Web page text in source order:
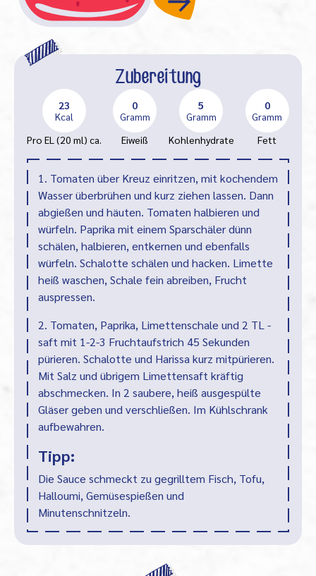
Zubereitung
23
Kcal
Pro EL (20 ml) ca.
0
Gramm
Eiweiß
5
Gramm
Kohlenhydrate
0
Gramm
Fett
1. Tomaten über Kreuz einritzen, mit kochendem
Wasser überbrühen und kurz ziehen lassen. Dann
abgießen und häuten. Tomaten halbieren und
würfeln. Paprika mit einem Sparschäler dünn
schälen, halbieren, entkernen und ebenfalls
würfeln. Schalotte schälen und hacken. Limette
heiß waschen, Schale fein abreiben, Frucht
auspressen.
2. Tomaten, Paprika, Limettenschale und 2 TL -
saft mit 1-2-3 Fruchtaufstrich 45 Sekunden
pürieren. Schalotte und Harissa kurz mitpürieren.
Mit Salz und übrigem Limettensaft kräftig
abschmecken. In 2 saubere, heiß ausgespülte
Gläser geben und verschließen. Im Kühlschrank
aufbewahren.
Tipp:
Die Sauce schmeckt zu gegrilltem Fisch, Tofu,
Halloumi, Gemüsespießen und
Minutenschnitzeln.